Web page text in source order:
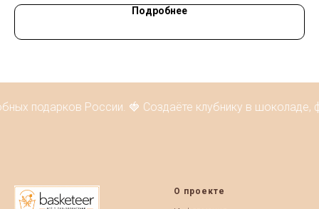
Подробнее
подарков России. 🍓 Создаёте клубнику в
О проекте